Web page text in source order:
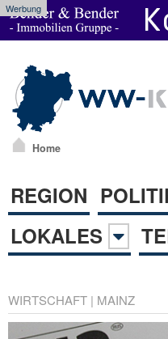
Werbung
Home
REGION
LOKALES
WIRTSCHAFT | MAINZ